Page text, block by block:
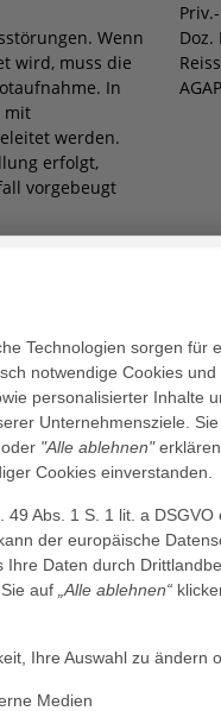
Wenn
wird, muss die
In
mit
werden.
erfolgt,
vorgebeugt
zur
zum
Innere
nach einer
der
für Innere
wir diesen
stationärer
Ärzte
vermieden
Technologien sorgen für
notwendige Cookies
personalisierter Inhalte
Unternehmensziele.
oder "Alle ablehnen"erklären
Cookies einverstanden.
Abs. 1 S. 1 lit. a DSGVO
der europäische
Daten durch
auf „Alle ablehnen“
Ihre Auswahl zu ändern
Medien